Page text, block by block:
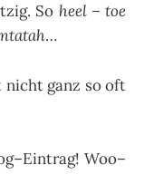
So heel – toe
…
ganz so oft
Woo–